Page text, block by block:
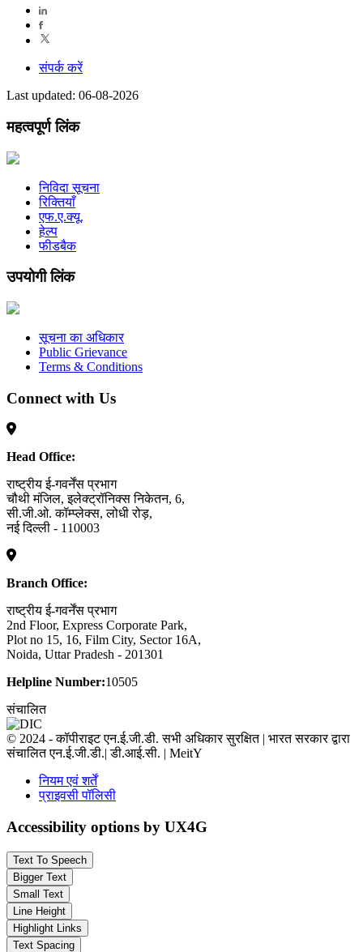
संपर्क करें
Last updated: 06-08-2026
महत्वपूर्ण लिंक
निविदा सूचना
रिक्तियाँ
एफ.ए.क्यू.
हेल्प
फीडबैक
उपयोगी लिंक
सूचना का अधिकार
Public Grievance
Terms & Conditions
Connect with Us
Head Office:
राष्ट्रीय ई-गवर्नेंस प्रभाग
चौथी मंजिल, इलेक्ट्रॉनिक्स निकेतन, 6,
सी.जी.ओ. कॉम्प्लेक्स, लोधी रोड़,
नई दिल्ली - 110003
Branch Office:
राष्ट्रीय ई-गवर्नेंस प्रभाग
2nd Floor, Express Corporate Park,
Plot no 15, 16, Film City, Sector 16A,
Noida, Uttar Pradesh - 201301
Helpline Number:10505
संचालित
© 2024 - कॉपीराइट एन.ई.जी.डी. सभी अधिकार सुरक्षित | भारत सरकार द्वारा
संचालित एन.ई.जी.डी.| डी.आई.सी. | MeitY
नियम एवं शर्तें
प्राइवसी पॉलिसी
Accessibility options by UX4G
Text To Speech
Bigger Text
Small Text
Line Height
Highlight Links
Text Spacing